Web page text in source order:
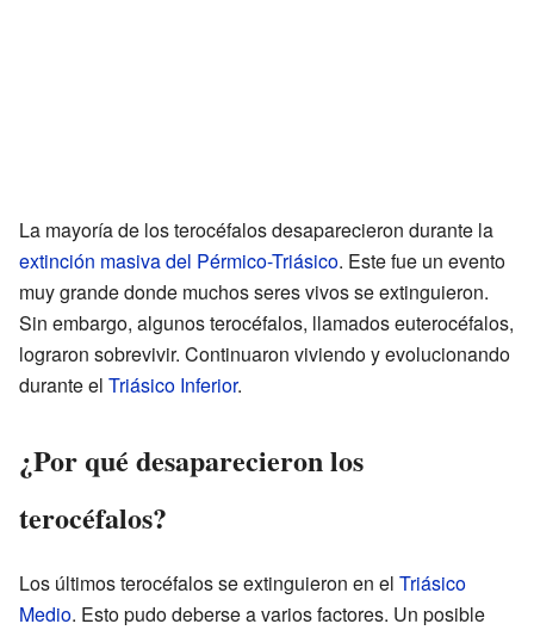
La mayoría de los terocéfalos desaparecieron durante la
extinción masiva del Pérmico-Triásico. Este fue un evento
muy grande donde muchos seres vivos se extinguieron.
Sin embargo, algunos terocéfalos, llamados euterocéfalos,
lograron sobrevivir. Continuaron viviendo y evolucionando
durante el Triásico Inferior.
¿Por qué desaparecieron los
terocéfalos?
Los últimos terocéfalos se extinguieron en el Triásico
Medio. Esto pudo deberse a varios factores. Un posible